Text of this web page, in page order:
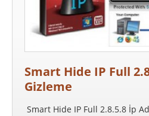
Smart Hide IP Full
Gizleme
Smart Hide IP Full 2.8.5.8 İp